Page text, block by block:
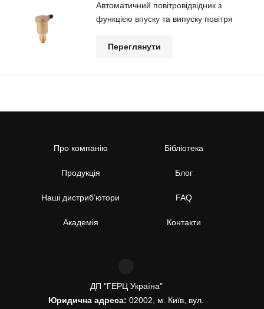
Автоматичний повітровідвідник з
функцією впуску та випуску повітря
Переглянути
Про компанію
Продукція
Наші дистриб’ютори
Академія
Бібліотека
Блог
FAQ
Контакти
ДП "ГЕРЦ Україна"
Юридична адреса: 02002, м. Київ, вул.